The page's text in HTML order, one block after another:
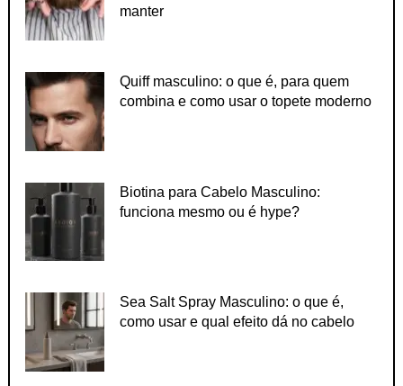
manter
Quiff masculino: o que é, para quem
combina e como usar o topete moderno
Biotina para Cabelo Masculino:
funciona mesmo ou é hype?
Sea Salt Spray Masculino: o que é,
como usar e qual efeito dá no cabelo